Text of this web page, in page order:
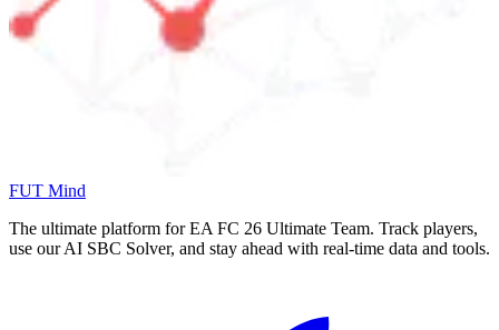
FUT Mind
The ultimate platform for EA FC 26 Ultimate Team. Track players,
use our AI SBC Solver, and stay ahead with real-time data and tools.